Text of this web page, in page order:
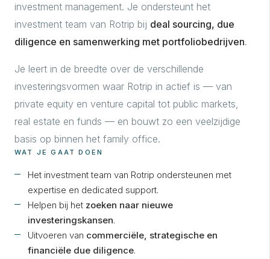
investment management. Je ondersteunt het
investment team van Rotrip bij deal sourcing, due
diligence en samenwerking met portfoliobedrijven.
Je leert in de breedte over de verschillende
investeringsvormen waar Rotrip in actief is — van
private equity en venture capital tot public markets,
real estate en funds — en bouwt zo een veelzijdige
basis op binnen het family office.
WAT JE GAAT DOEN
Het investment team van Rotrip ondersteunen met
expertise en dedicated support.
Helpen bij het zoeken naar nieuwe
investeringskansen.
Uitvoeren van commerciële, strategische en
financiële due diligence.